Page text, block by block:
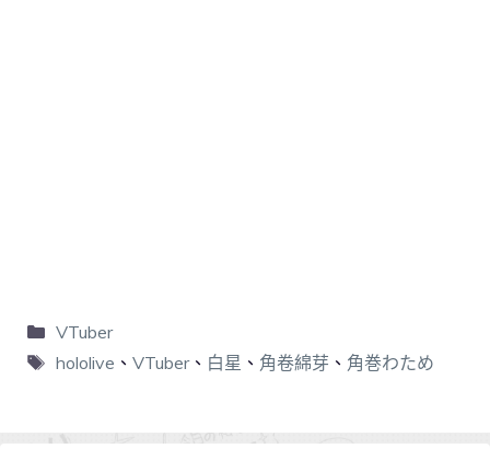
VTuber
hololive 、 VTuber、 白星 、 角卷綿芽 、 角巻わため